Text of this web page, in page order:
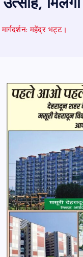
महेंद्र भट्ट।